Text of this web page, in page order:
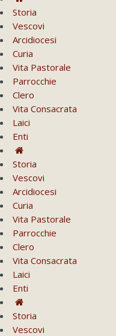
Storia
Vescovi
Arcidiocesi
Curia
Vita Pastorale
Parrocchie
Clero
Vita Consacrata
Laici
Enti
Storia
Vescovi
Arcidiocesi
Curia
Vita Pastorale
Parrocchie
Clero
Vita Consacrata
Laici
Enti
Storia
Vescovi